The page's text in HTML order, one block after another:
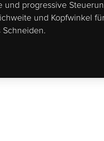
und progressive
und Kopfwinkel
Schneiden.